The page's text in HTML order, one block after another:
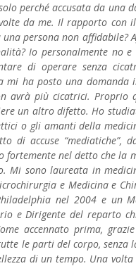
perché accusata da una
da me. Il rapporto con
persona non affidabile?
Io personalmente no
di operare senza
mi ha posto una
avrà più cicatrici. Proprio
un altro difetto. Ho
o gli amanti della
di accuse
nel detto che la
Mi sono laureata in
e Medicina e
nel 2004 e un
e Dirigente del reparto
accennato prima,
le parti del corpo, senza
di un tempo. Una